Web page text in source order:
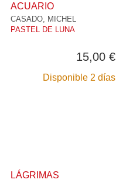
ACUARIO
CASADO, MICHEL
PASTEL DE LUNA
15,00 €
Disponible 2 días
LÁGRIMAS